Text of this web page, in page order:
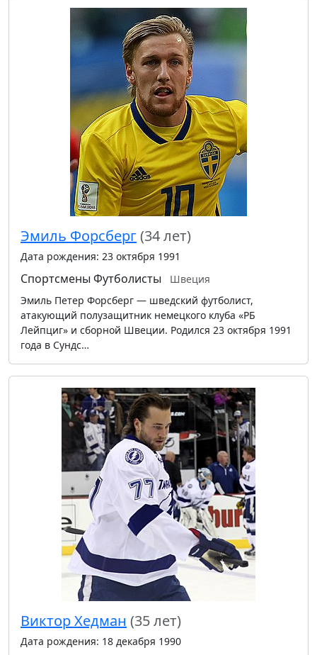
Эмиль Форсберг(34 лет)
Дата рождения: 23 октября 1991
Спортсмены Футболисты
Швеция
Эмиль Петер Форсберг — шведский футболист,
атакующий полузащитник немецкого клуба «РБ
Лейпциг» и сборной Швеции. Родился 23 октября 1991
года в Сундс…
Виктор Хедман (35 лет)
Дата рождения: 18 декабря 1990